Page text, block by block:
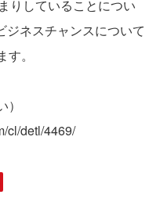
りしていることについ
ジネスチャンスについて
。
cl/detl/4469/